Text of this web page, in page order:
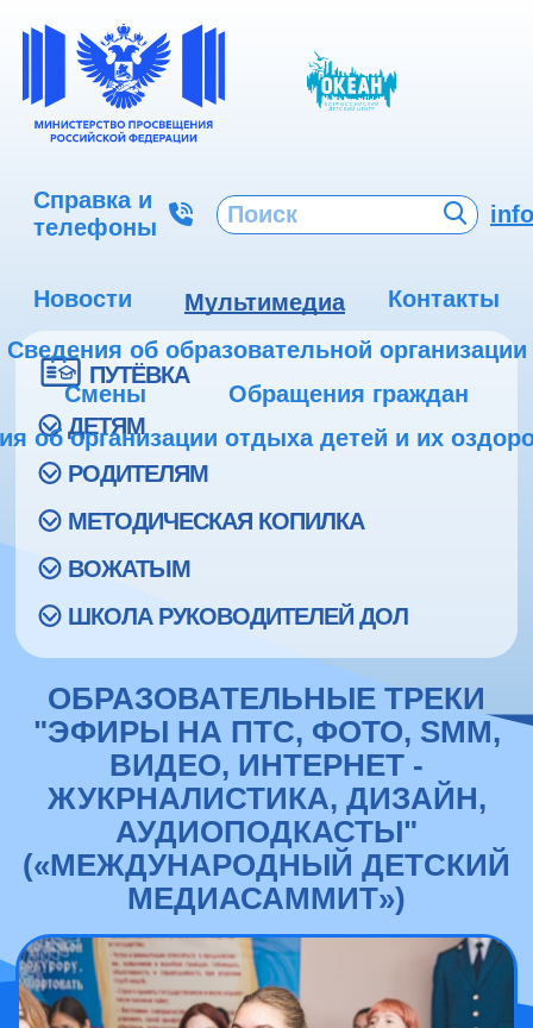
Справка и
телефоны
Новости Мультимедиа
Контакты
Сведения об образовательной организации
Смены
Обращения граждан
об организации отдыха детей и их
ПУТЁВКА
ДЕТЯМ
РОДИТЕЛЯМ
МЕТОДИЧЕСКАЯ КОПИЛКА
ВОЖАТЫМ
ШКОЛА РУКОВОДИТЕЛЕЙ ДОЛ
ОБРАЗОВАТЕЛЬНЫЕ ТРЕКИ
"ЭФИРЫ НА ПТС, ФОТО, SMM,
ВИДЕО, ИНТЕРНЕТ -
ЖУКРНАЛИСТИКА, ДИЗАЙН,
АУДИОПОДКАСТЫ"
(«МЕЖДУНАРОДНЫЙ ДЕТСКИЙ
МЕДИАСАММИТ»)